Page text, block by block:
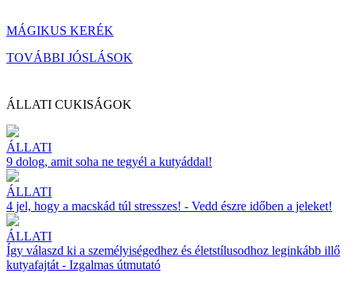
MÁGIKUS KERÉK
TOVÁBBI JÓSLÁSOK
ÁLLATI CUKISÁGOK
ÁLLATI
9 dolog, amit soha ne tegyél a kutyáddal!
ÁLLATI
4 jel, hogy a macskád túl stresszes! - Vedd észre időben a jeleket!
ÁLLATI
Így válaszd ki a személyiségedhez és életstílusodhoz leginkább illő
kutyafajtát - Izgalmas útmutató